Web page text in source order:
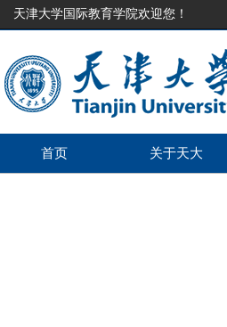
天津大学国际教育学院欢迎您！
首页 关于天大